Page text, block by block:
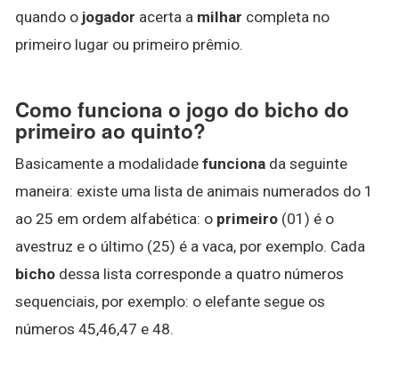
quando o jogador acerta a milhar completa no
primeiro lugar ou primeiro prêmio.
Como funciona o jogo do bicho do
primeiro ao quinto?
Basicamente a modalidade funciona da seguinte
maneira: existe uma lista de animais numerados do 1
ao 25 em ordem alfabética: o primeiro (01) é o
avestruz e o último (25) é a vaca, por exemplo. Cada
bicho dessa lista corresponde a quatro números
sequenciais, por exemplo: o elefante segue os
números 45,46,47 e 48.